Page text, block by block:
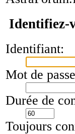
Identifiez-
Identifiant:
Mot de
Durée de
Toujours